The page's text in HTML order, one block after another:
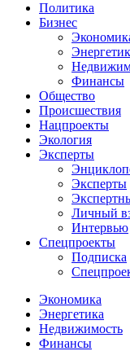
Политика
Бизнес
Финансы
Общество
Происшествия
Нацпроекты
Экология
Эксперты
Эксперты
Личный
Интервью
Спецпроекты
Подписка
Экономика
Энергетика
Недвижимость
Финансы